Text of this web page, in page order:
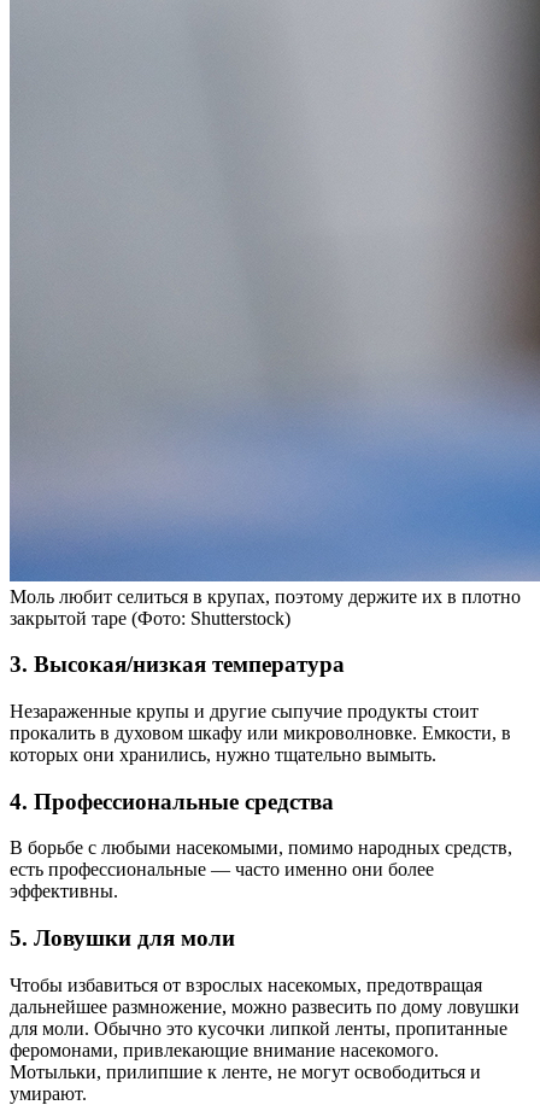
Моль любит селиться в крупах, поэтому держите их в плотно
закрытой таре (Фото: Shutterstock)
3. Высокая/низкая температура
Незараженные крупы и другие сыпучие продукты стоит
прокалить в духовом шкафу или микроволновке. Емкости, в
которых они хранились, нужно тщательно вымыть.
4. Профессиональные средства
В борьбе с любыми насекомыми, помимо народных средств,
есть профессиональные — часто именно они более
эффективны.
5. Ловушки для моли
Чтобы избавиться от взрослых насекомых, предотвращая
дальнейшее размножение, можно развесить по дому ловушки
для моли. Обычно это кусочки липкой ленты, пропитанные
феромонами, привлекающие внимание насекомого.
Мотыльки, прилипшие к ленте, не могут освободиться и
умирают.